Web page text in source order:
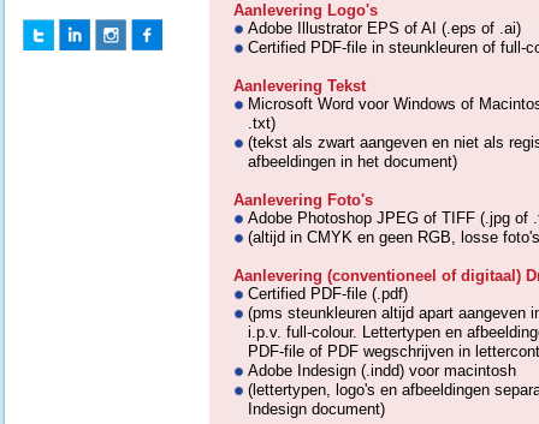
Aanlevering Logo's
Adobe Illustrator EPS of AI (.eps of .ai)
Certified PDF-file in steunkleuren of full-
Aanlevering Tekst
Microsoft Word voor Windows of
.txt)
(tekst als zwart aangeven en niet als
afbeeldingen in het document)
Aanlevering Foto's
Adobe Photoshop JPEG of TIFF (.jpg of
(altijd in CMYK en geen RGB, losse
Aanlevering (conventioneel of digitaal)
Certified PDF-file (.pdf)
(pms steunkleuren altijd apart aangeven
i.p.v. full-colour. Lettertypen en
PDF-file of PDF wegschrijven in
Adobe Indesign (.indd) voor macintosh
(lettertypen, logo's en afbeeldingen
Indesign document)